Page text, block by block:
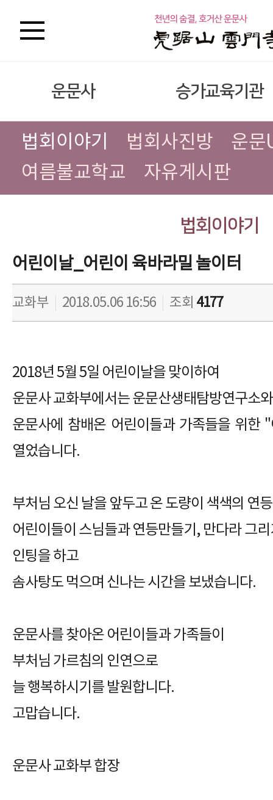
운문사 승가교육기관
법회이야기 법회사진방
운문
여름불교학교
자유게시판
법회이야기
어린이날_어린이 육바라밀 놀이터
교화부 2018.05.06 16:56 조회 4177
2018년 5월 5일 어린이날을 맞이하여
운문사 교화부에서는 운문산생태탐방연구소
운문사에 참배온 어린이들과 가족들을 위한
열었습니다.
부처님 오신 날을 앞두고 온 도량이 색색의 연
어린이들이 스님들과 연등만들기, 만다라 그
인팅을 하고
솜사탕도 먹으며 신나는 시간을 보냈습니다.
운문사를 찾아온 어린이들과 가족들이
부처님 가르침의 인연으로
늘 행복하시기를 발원합니다.
고맙습니다.
운문사 교화부 합장